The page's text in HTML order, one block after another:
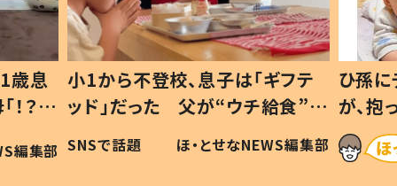
歳息
？」
編集部
小1から不登校、息子は「ギフテ
ッド」だった 父が“ウチ給食”を
作り続ける理由とは #令和の親
#令和の子
SNSで話題 ほ・とせなNEWS編集部
ひ孫
が、
「涙が
い」